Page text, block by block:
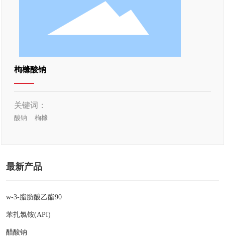
枸橼酸钠
关键词：
酸钠 枸橼
最新产品
w-3-脂肪酸乙酯90
苯扎氯铵(API)
醋酸钠